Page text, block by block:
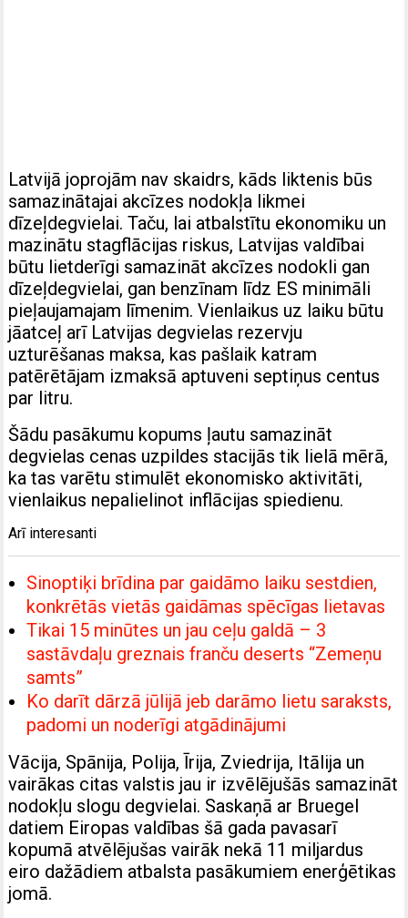
Latvijā joprojām nav skaidrs, kāds liktenis būs
samazinātajai akcīzes nodokļa likmei
dīzeļdegvielai. Taču, lai atbalstītu ekonomiku un
mazinātu stagflācijas riskus, Latvijas valdībai
būtu lietderīgi samazināt akcīzes nodokli gan
dīzeļdegvielai, gan benzīnam līdz ES minimāli
pieļaujamajam līmenim. Vienlaikus uz laiku būtu
jāatceļ arī Latvijas degvielas rezervju
uzturēšanas maksa, kas pašlaik katram
patērētājam izmaksā aptuveni septiņus centus
par litru.
Šādu pasākumu kopums ļautu samazināt
degvielas cenas uzpildes stacijās tik lielā mērā,
ka tas varētu stimulēt ekonomisko aktivitāti,
vienlaikus nepalielinot inflācijas spiedienu.
Arī interesanti
Sinoptiķi brīdina par gaidāmo laiku sestdien,
konkrētās vietās gaidāmas spēcīgas lietavas
Tikai 15 minūtes un jau ceļu galdā – 3
sastāvdaļu greznais franču deserts “Zemeņu
samts”
Ko darīt dārzā jūlijā jeb darāmo lietu saraksts,
padomi un noderīgi atgādinājumi
Vācija, Spānija, Polija, Īrija, Zviedrija, Itālija un
vairākas citas valstis jau ir izvēlējušās samazināt
nodokļu slogu degvielai. Saskaņā ar Bruegel
datiem Eiropas valdības šā gada pavasarī
kopumā atvēlējušas vairāk nekā 11 miljardus
eiro dažādiem atbalsta pasākumiem enerģētikas
jomā.